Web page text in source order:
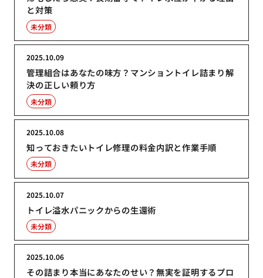
と対策
未分類
管理組合はあなたの味方？マンショントイレ詰まり解
決の正しい頼り方
2025.10.09
未分類
知っておきたいトイレ修理の料金内訳と作業手順
2025.10.08
未分類
トイレ溢水パニックからの生還術
2025.10.07
未分類
その詰まり本当にあなたのせい？無実を証明するプロ
2025.10.06